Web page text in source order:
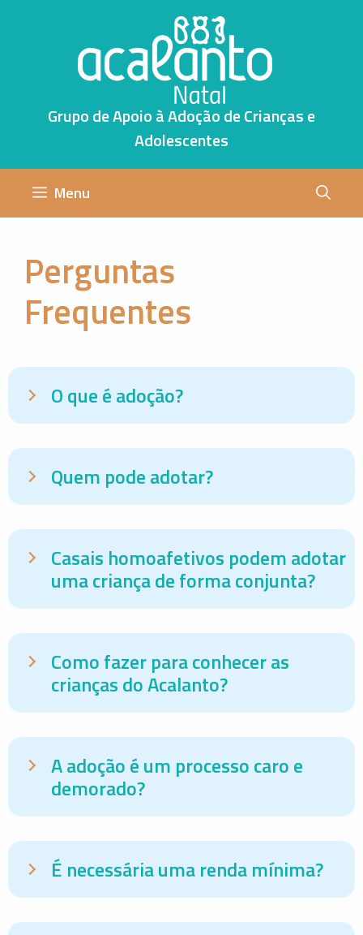
Grupo de Apoio à Adoção de Crianças e
Adolescentes
Menu
Perguntas
Frequentes
O que é adoção?
Quem pode adotar?
Casais homoafetivos podem adotar
uma criança de forma conjunta?
Como fazer para conhecer as
crianças do Acalanto?
A adoção é um processo caro e
demorado?
É necessária uma renda mínima?